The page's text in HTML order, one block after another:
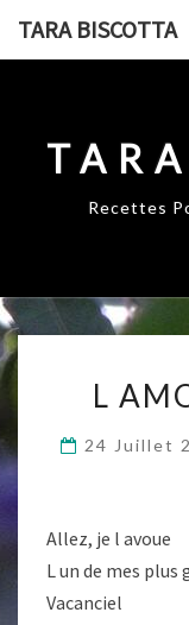
TARA BISCOTTA
Recettes
L
24 Juillet
Allez, je l avoue
L un de mes plus
Vacanciel